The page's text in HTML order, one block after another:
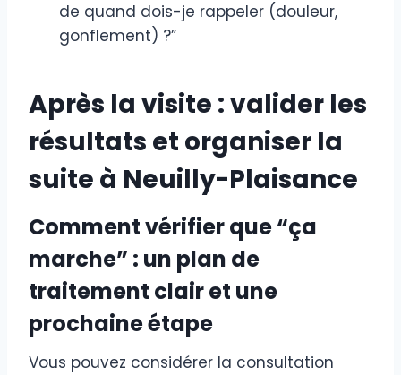
de quand dois-je rappeler (douleur,
gonflement) ?”
Après la visite : valider les
résultats et organiser la
suite à Neuilly-Plaisance
Comment vérifier que “ça
marche” : un plan de
traitement clair et une
prochaine étape
Vous pouvez considérer la consultation